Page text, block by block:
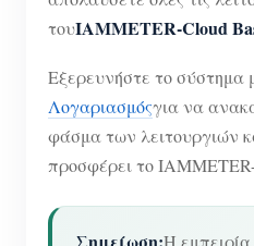
τουIAMMETER-Cloud
Εξερευνήστε το σύστημα
Λογαριασμόςγια να
φάσμα των λειτουργιών
προσφέρει το
Η